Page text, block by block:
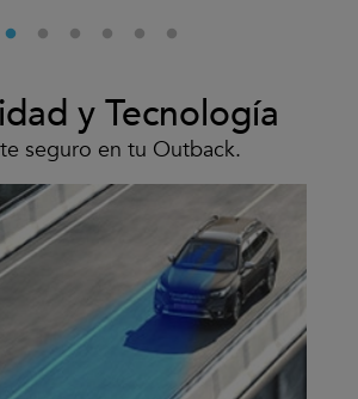
y Tecnología
seguro en tu Outback.